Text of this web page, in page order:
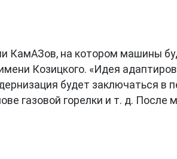
КамАЗов, на котором машины
Козицкого. «Идея
будет заключаться в
газовой горелки и т. д.